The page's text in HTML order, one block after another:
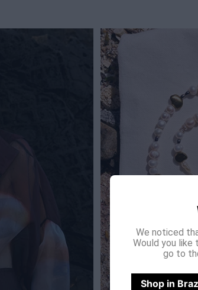
We noticed
Would you like
go to
Shop in